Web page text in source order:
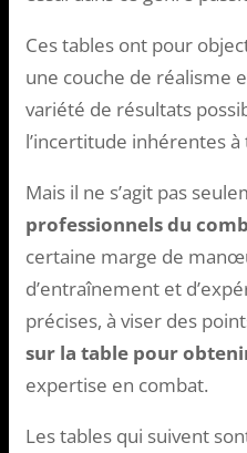
Ces tables ont pour
une couche de réalisme
variété de résultats
l’incertitude inhérentes
Mais il ne s’agit pas
professionnels du
certaine marge de
d’entraînement et
précises, à viser des
sur la table pour
expertise en combat.
Les tables qui suivent